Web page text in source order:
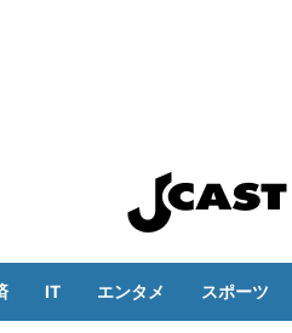
IT エンタメ スポーツ